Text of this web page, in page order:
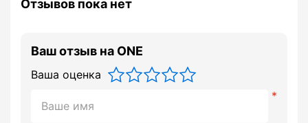
Отзывов пока нет
Ваш отзыв на ONE
Ваша оценка